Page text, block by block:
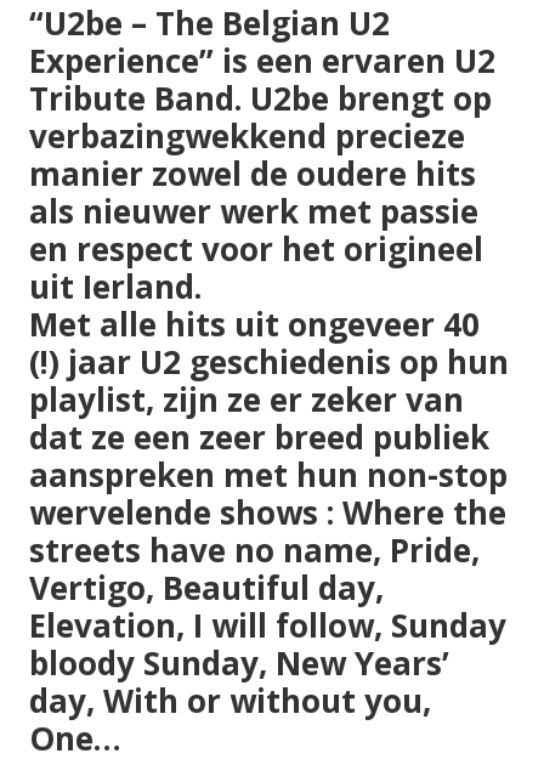
“U2be – The Belgian U2
Experience” is een ervaren U2
Tribute Band. U2be brengt op
verbazingwekkend precieze
manier zowel de oudere hits
als nieuwer werk met passie
en respect voor het origineel
uit Ierland.
Met alle hits uit ongeveer 40
(!) jaar U2 geschiedenis op hun
playlist, zijn ze er zeker van
dat ze een zeer breed publiek
aanspreken met hun non-stop
wervelende shows : Where the
streets have no name, Pride,
Vertigo, Beautiful day,
Elevation, I will follow, Sunday
bloody Sunday, New Years’
day, With or without you,
One…